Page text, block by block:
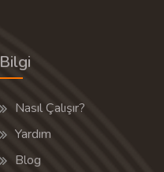
Bilgi
Nasıl Çalışır?
Yardım
Blog